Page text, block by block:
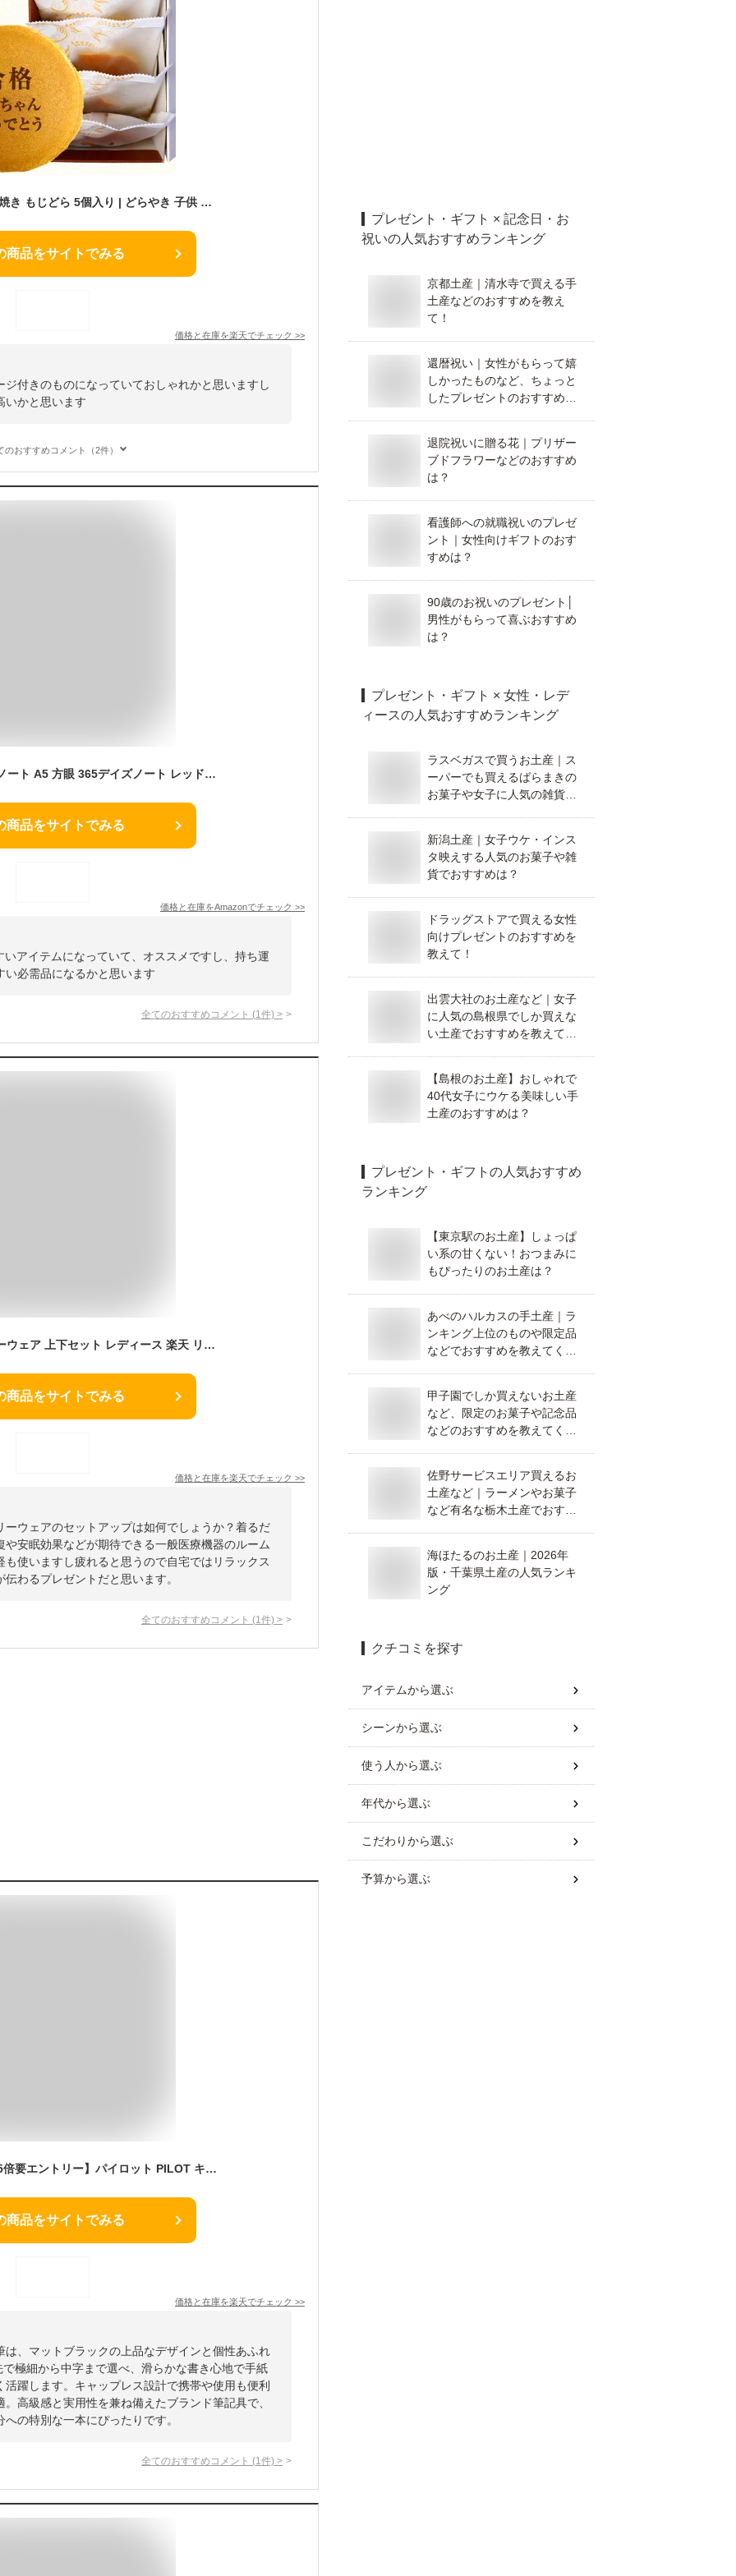
合格祝い 名入れ どら焼き もじどら 5個入り | どらやき 子供 名入れ お返し プチギフト お祝い グッズ 受験 合格祈願グッズ 合格グッズ プレゼント お菓子 和菓子 誕生日プレゼント メッセージ入り 内祝い スイーツ メッセージ ギフト 名前入れ 個包装 サプライズ
商品をサイトでみる
価格と在庫を楽天でチェック >>
付きのものになっていておしゃれかと思いますし
いかと思います
のおすすめコメント（2件）
ニトムズ STALOGY ノート A5 方眼 365デイズノート レッド S4105
商品をサイトでみる
価格と在庫をAmazonでチェック >>
アイテムになっていて、オススメですし、持ち運
必需品になるかと思います
全てのおすすめコメント (1 件) >
セルヴァン リカバリーウェア 上下セット レディース 楽天 リカバリーパジャマ パジャマ 疲労回復 リカバリーウエア 一般医療機器 リカバリーケア リカバリー ルームウェア ナイトウェア ナイトウエア 部屋着 寝巻き 血行促進 長袖 セットアップ おしゃれ
商品をサイトでみる
価格と在庫を楽天でチェック >>
ウェアのセットアップは如何でしょうか？着るだ
安眠効果などが期待できる一般医療機器のルーム
使いますし疲れると思うので自宅ではリラックス
わるプレゼントだと思います。
全てのおすすめコメント (1 件) >
【1/1〜1/31ポイント5倍要エントリー】パイロット PILOT キャップレス capless マットブラック 万年筆 18K EF極細/F細字/M中字 FC-18SR-BM お祝い ギフト プレゼント 記念品 文房具 高級筆記具 ブランド 個性 デザイン 贈り物 御礼 お礼の品 ファッション
商品をサイトでみる
価格と在庫を楽天でチェック >>
、マットブラックの上品なデザインと個性あふれ
極細から中字まで選べ、滑らかな書き心地で手紙
躍します。キャップレス設計で携帯や使用も便利
高級感と実用性を兼ね備えたブランド筆記具で、
の特別な一本にぴったりです。
全てのおすすめコメント (1 件) >
プレゼント・ギフト × 記念日・お
祝いの人気おすすめランキング
京都土産｜清水寺で買える手
土産などのおすすめを教え
て！
還暦祝い｜女性がもらって嬉
しかったものなど、ちょっと
したプレゼントのおすすめ
退院祝いに贈る花｜プリザー
ブドフラワーなどのおすすめ
は？
看護師への就職祝いのプレゼ
ント｜女性向けギフトのおす
すめは？
90歳のお祝いのプレゼント│
男性がもらって喜ぶおすすめ
は？
プレゼント・ギフト × 女性・レデ
ィースの人気おすすめランキング
ラスベガスで買うお土産｜ス
ーパーでも買えるばらまきの
お菓子や女子に人気の雑貨な
新潟土産｜女子ウケ・インス
タ映えする人気のお菓子や雑
貨でおすすめは？
ドラッグストアで買える女性
向けプレゼントのおすすめを
教えて！
出雲大社のお土産など｜女子
に人気の島根県でしか買えな
い土産でおすすめを教えてく
【島根のお土産】おしゃれで
40代女子にウケる美味しい手
土産のおすすめは？
プレゼント・ギフト の人気おすすめ
ランキング
【東京駅のお土産】しょっぱ
い系の甘くない！おつまみに
もぴったりのお土産は？
あべのハルカスの手土産｜ラ
ンキング上位のものや限定品
などでおすすめを教えてくだ
甲子園でしか買えないお土産
など、限定のお菓子や記念品
などのおすすめを教えてくだ
佐野サービスエリア買えるお
土産など｜ラーメンやお菓子
など有名な栃木土産でおすす
海ほたるのお土産｜2026年
版・千葉県土産の人気ランキ
ング
クチコミを探す
アイテムから選ぶ
シーンから選ぶ
使う人から選ぶ
年代から選ぶ
こだわりから選ぶ
予算から選ぶ